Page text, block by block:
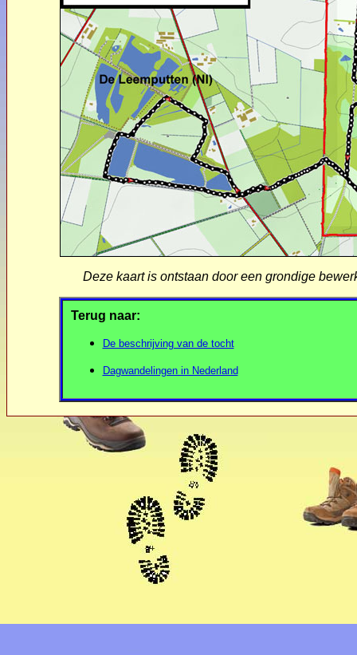
Deze kaart is ontstaan door een grondige
Terug naar:
De beschrijving van de tocht
Dagwandelingen in Nederland